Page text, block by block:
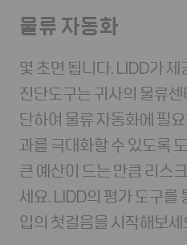
물류 자동화
몇 초면 됩니다. LIDD가
진단도구는 귀사의 물류
단하여 물류 자동화에 필
과를 극대화할 수 있도록
큰 예산이 드는 만큼 리스
세요. LIDD의 평가 도구를
입의 첫걸음을 시작해보세